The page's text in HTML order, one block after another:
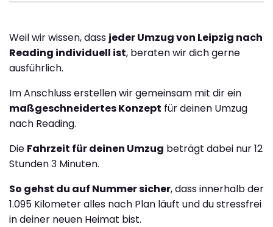
Weil wir wissen, dass jeder Umzug von Leipzig nach
Reading individuell ist, beraten wir dich gerne
ausführlich.
Im Anschluss erstellen wir gemeinsam mit dir ein
maßgeschneidertes Konzept für deinen Umzug
nach Reading.
Die Fahrzeit für deinen Umzug beträgt dabei nur 12
Stunden 3 Minuten.
So gehst du auf Nummer sicher, dass innerhalb der
1.095 Kilometer alles nach Plan läuft und du stressfrei
in deiner neuen Heimat bist.